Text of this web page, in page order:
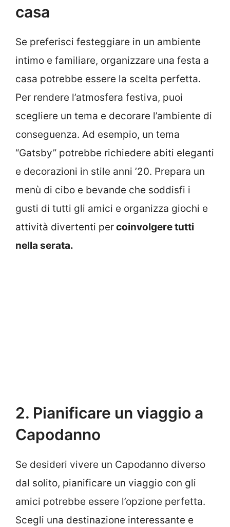
casa
Se preferisci festeggiare in un ambiente
intimo e familiare, organizzare una festa a
casa potrebbe essere la scelta perfetta.
Per rendere l’atmosfera festiva, puoi
scegliere un tema e decorare l’ambiente di
conseguenza. Ad esempio, un tema
“Gatsby” potrebbe richiedere abiti eleganti
e decorazioni in stile anni ’20. Prepara un
menù di cibo e bevande che soddisfi i
gusti di tutti gli amici e organizza giochi e
attività divertenti percoinvolgere tutti
nella serata.
2. Pianificare un viaggio a
Capodanno
Se desideri vivere un Capodanno diverso
dal solito, pianificare un viaggio con gli
amici potrebbe essere l’opzione perfetta.
Scegli una destinazione interessante e